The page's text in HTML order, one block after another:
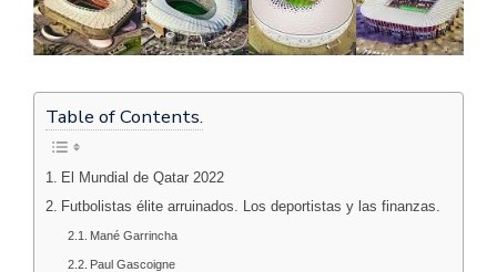
Table of Contents.
El Mundial de Qatar 2022
Futbolistas élite arruinados. Los deportistas y las finanzas.
Mané Garrincha
Paul Gascoigne